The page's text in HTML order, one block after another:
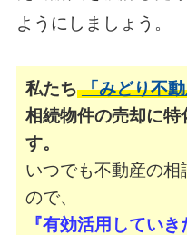
ようにしましょう。
私たち 「みどり不
相続物件の売却に
す。
いつでも不動産の
ので、
『有効活用してい